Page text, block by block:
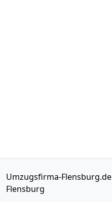
Umzugsfirma-Flensburg.de
Flensburg